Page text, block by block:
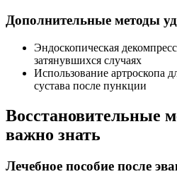
Дополнительные методы
Эндоскопическая
затянувшихся случаях
Использование артроскопа
сустава после пункции
Восстановительные
важно знать
Лечебное пособие после